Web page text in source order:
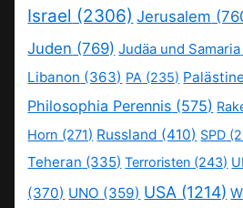
Israel (2306) Jerusalem
Juden (769) Judäa und Samaria
Libanon (363) PA (235)
Philosophia Perennis (575)
Horn (271) Russland (410) SPD
Teheran (335) Terroristen (243)
(370) UNO (359) USA (1214)